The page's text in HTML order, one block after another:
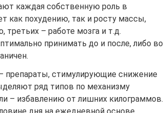
каждая собственную роль в
как похудению, так и росту массы,
третьих – работе мозга и т.д.
принимать до и после, либо во
препараты, стимулирующие снижение
ряд типов по механизму
– избавлению от лишних килограммов.
дня на ежедневной основе,